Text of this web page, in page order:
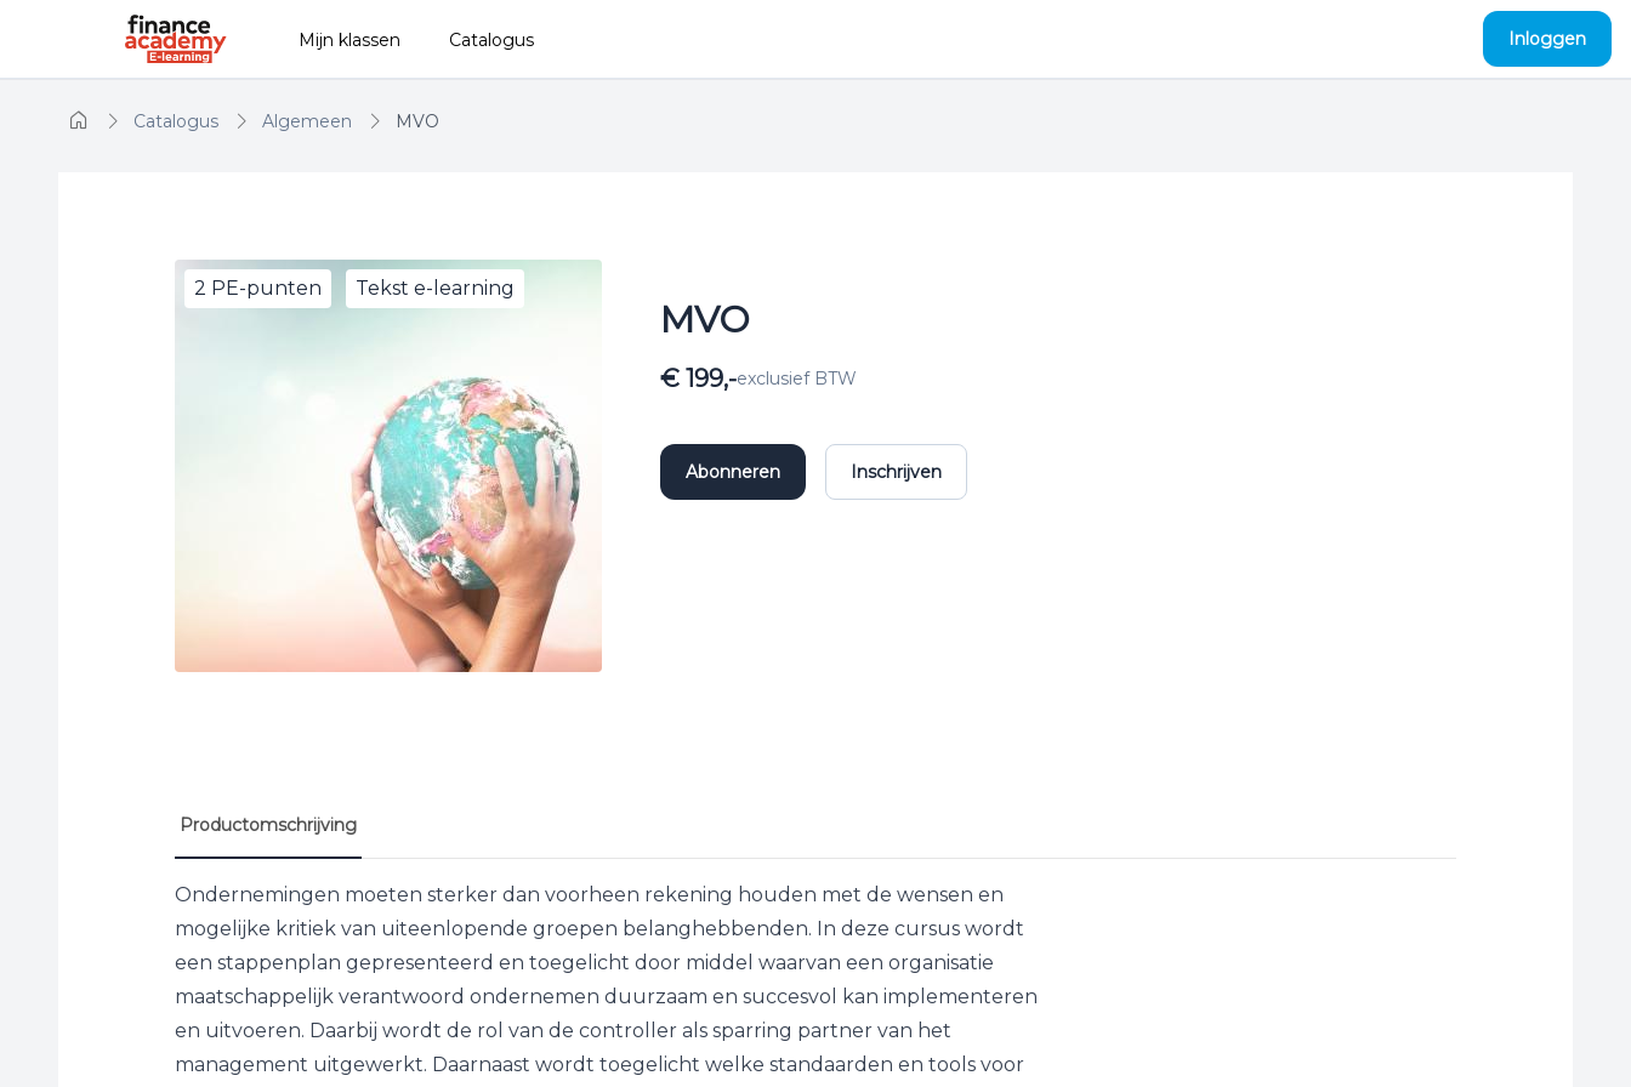
Naar hoofdinhoud
Mijn klassen Catalogus Inloggen
Catalogus Algemeen MVO
2 PE-punten Tekst e-learning
MVO
€ 199,-exclusief BTW
Abonneren Inschrijven
Productomschrijving
Ondernemingen moeten sterker dan voorheen rekening houden met de wensen en
mogelijke kritiek van uiteenlopende groepen belanghebbenden. In deze cursus wordt
een stappenplan gepresenteerd en toegelicht door middel waarvan een organisatie
maatschappelijk verantwoord ondernemen duurzaam en succesvol kan implementeren
en uitvoeren. Daarbij wordt de rol van de controller als sparring partner van het
management uitgewerkt. Daarnaast wordt toegelicht welke standaarden en tools voor